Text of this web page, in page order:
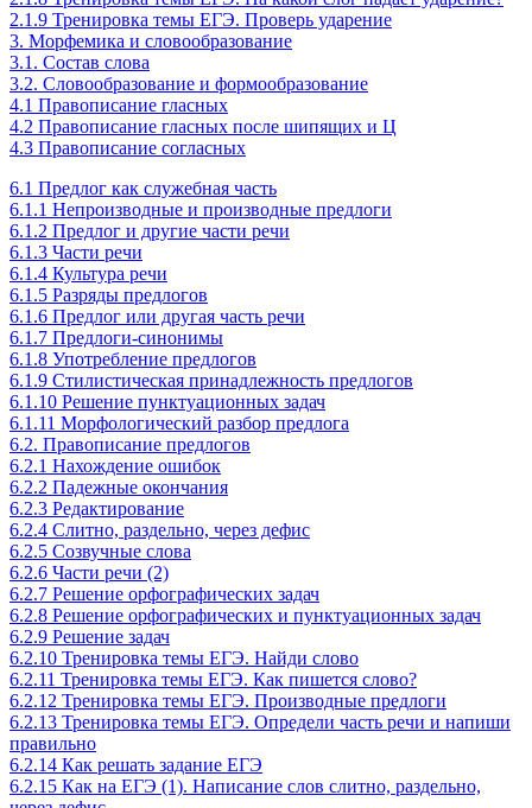
2.1.9 Тренировка темы ЕГЭ. Проверь ударение
3. Морфемика и словообразование
3.1. Состав слова
3.2. Словообразование и формообразование
4.1 Правописание гласных
4.2 Правописание гласных после шипящих и Ц
4.3 Правописание согласных
6.1 Предлог как служебная часть
6.1.1 Непроизводные и производные предлоги
6.1.2 Предлог и другие части речи
6.1.3 Части речи
6.1.4 Культура речи
6.1.5 Разряды предлогов
6.1.6 Предлог или другая часть речи
6.1.7 Предлоги-синонимы
6.1.8 Употребление предлогов
6.1.9 Стилистическая принадлежность предлогов
6.1.10 Решение пунктуационных задач
6.1.11 Морфологический разбор предлога
6.2. Правописание предлогов
6.2.1 Нахождение ошибок
6.2.2 Падежные окончания
6.2.3 Редактирование
6.2.4 Слитно, раздельно, через дефис
6.2.5 Созвучные слова
6.2.6 Части речи (2)
6.2.7 Решение орфографических задач
6.2.8 Решение орфографических и пунктуационных задач
6.2.9 Решение задач
6.2.10 Тренировка темы ЕГЭ. Найди слово
6.2.11 Тренировка темы ЕГЭ. Как пишется слово?
6.2.12 Тренировка темы ЕГЭ. Производные предлоги
6.2.13 Тренировка темы ЕГЭ. Определи часть речи и напиши
правильно
6.2.14 Как решать задание ЕГЭ
6.2.15 Как на ЕГЭ (1). Написание слов слитно, раздельно,